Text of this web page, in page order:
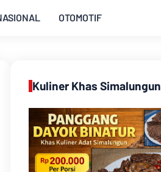
OTOMOTIF
Kuliner Khas Simalungun